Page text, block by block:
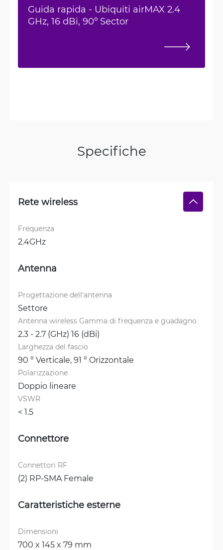
Guida rapida - Ubiquiti airMAX 2.4
GHz, 16 dBi, 90º Sector
Specifiche
Rete wireless
Frequenza
2.4GHz
Antenna
Progettazione dell'antenna
Settore
Antenna wireless Gamma di frequenza e guadagno
2.3 - 2.7 (GHz) 16 (dBi)
Larghezza del fascio
90 ° Verticale, 91 ° Orizzontale
Polarizzazione
Doppio lineare
VSWR
< 1.5
Connettore
Connettori RF
(2) RP-SMA Female
Caratteristiche esterne
Dimensioni
700 x 145 x 79 mm